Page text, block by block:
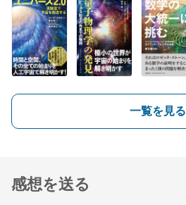
一覧を見る
感想を送る